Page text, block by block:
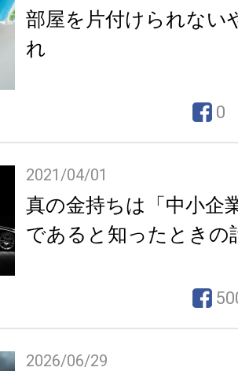
部屋を片付けられない
れ
0
2021/04/01
真の金持ちは「中小企
であると知ったときの
2026/06/29